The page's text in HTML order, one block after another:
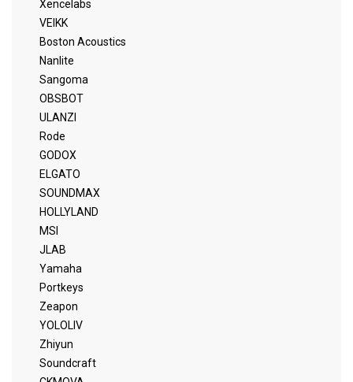
Xencelabs
VEIKK
Boston Acoustics
Nanlite
Sangoma
OBSBOT
ULANZI
Rode
GODOX
ELGATO
SOUNDMAX
HOLLYLAND
MSI
JLAB
Yamaha
Portkeys
Zeapon
YOLOLIV
Zhiyun
Soundcraft